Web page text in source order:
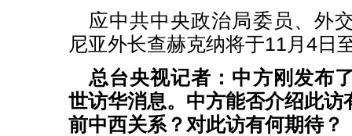
应中共中央政治局委员、外
尼亚外长查赫克纳将于11月4日
总台央视记者：中方刚发布
世访华消息。中方能否介绍此访
前中西关系？对此访有何期待？